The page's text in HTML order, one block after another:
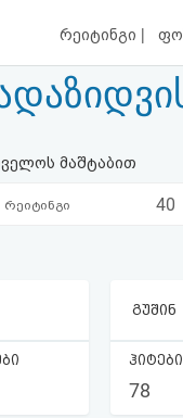
რეიტინგი |
მაშტაბით
რეიტინგი 40
გუშინ
ჰიტები
78